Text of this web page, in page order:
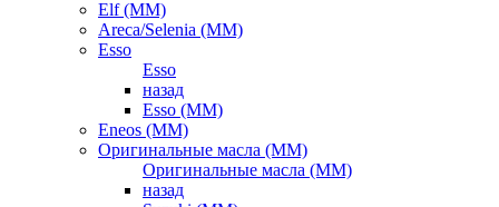
Elf (ММ)
Areca/Selenia (ММ)
Esso
Esso
назад
Esso (ММ)
Eneos (ММ)
Оригинальные масла (ММ)
Оригинальные масла (ММ)
назад